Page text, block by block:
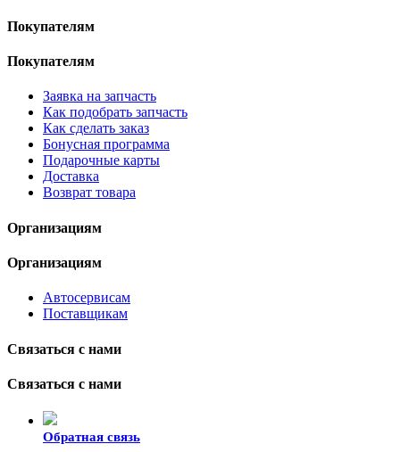
Покупателям
Покупателям
Заявка на запчасть
Как подобрать запчасть
Как сделать заказ
Бонусная программа
Подарочные карты
Доставка
Возврат товара
Организациям
Организациям
Автосервисам
Поставщикам
Связаться с нами
Связаться с нами
Обратная связь